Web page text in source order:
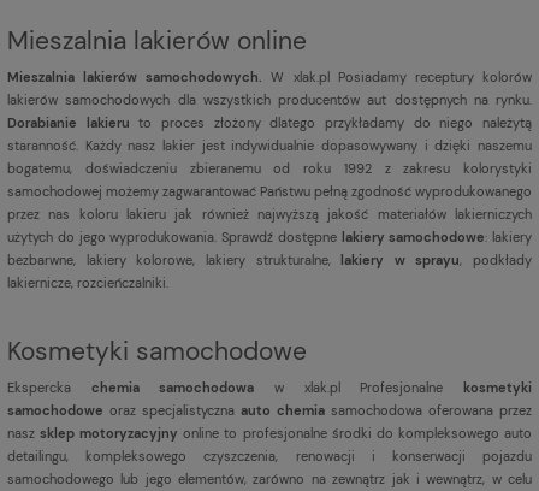
Mieszalnia lakierów online
Mieszalnia lakierów samochodowych.
W xlak.pl Posiadamy receptury kolorów
lakierów samochodowych dla wszystkich producentów aut dostępnych na rynku.
Dorabianie lakieru to proces złożony dlatego przykładamy do niego należytą
staranność. Każdy nasz lakier jest indywidualnie dopasowywany i dzięki naszemu
bogatemu, doświadczeniu zbieranemu od roku 1992 z zakresu kolorystyki
samochodowej możemy zagwarantować Państwu pełną zgodność wyprodukowanego
przez nas koloru lakieru jak również najwyższą jakość materiałów lakierniczych
użytych do jego wyprodukowania. Sprawdź dostępne lakiery samochodowe: lakiery
bezbarwne, lakiery kolorowe, lakiery strukturalne,lakiery w sprayu , podkłady
lakiernicze, rozcieńczalniki.
Kosmetyki samochodowe
Ekspercka chemia samochodowa w xlak.pl Profesjonalnekosmetyki
samochodowe oraz specjalistyczna auto chemia samochodowa oferowana przez
naszsklep motoryzacyjny online to profesjonalne środki do kompleksowego auto
detailingu, kompleksowego czyszczenia, renowacji i konserwacji pojazdu
samochodowego lub jego elementów, zarówno na zewnątrz jak i wewnątrz, w celu